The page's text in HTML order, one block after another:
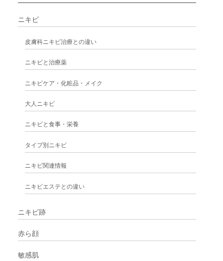
ニキビ
皮膚科ニキビ治療との違い
ニキビと治療薬
ニキビケア・化粧品・メイク
大人ニキビ
ニキビと食事・栄養
タイプ別ニキビ
ニキビ関連情報
ニキビエステとの違い
ニキビ跡
赤ら顔
敏感肌